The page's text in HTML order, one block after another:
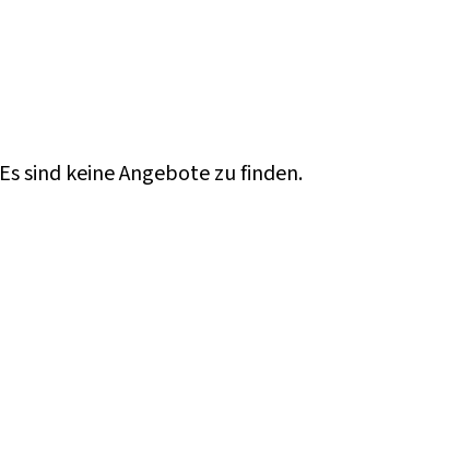
Es sind keine Angebote zu finden.